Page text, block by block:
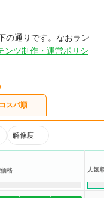
の通りです。なおラン
ンツ制作・運営ポリシ
コスパ順
解像度
格 人気